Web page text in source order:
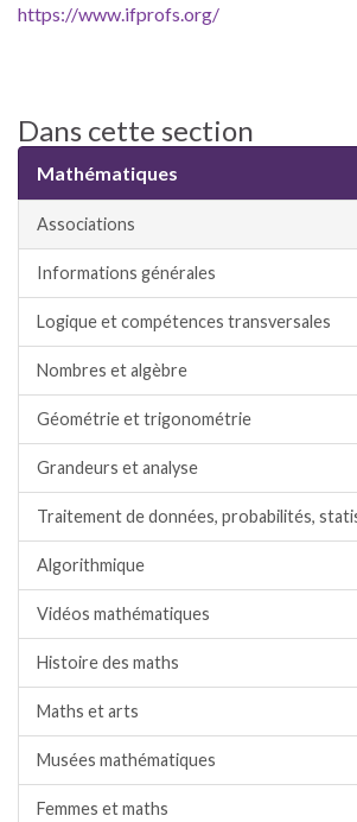
https://www.ifprofs.org/
Dans cette section
Mathématiques
Associations
Informations générales
Logique et compétences transversales
Nombres et algèbre
Géométrie et trigonométrie
Grandeurs et analyse
Traitement de données, probabilités,
Algorithmique
Vidéos mathématiques
Histoire des maths
Maths et arts
Musées mathématiques
Femmes et maths